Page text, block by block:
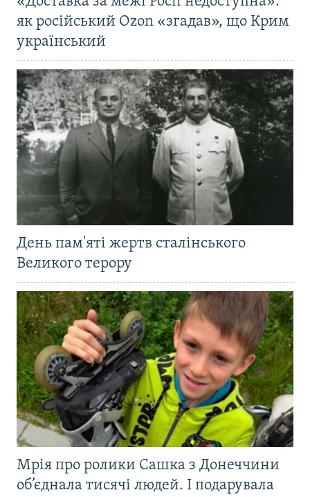
як російський Ozon «згадав», що Крим
український
День пам'яті жертв сталінського
Великого терору
Мрія про ролики Сашка з Донеччини
об’єднала тисячі людей. І подарувала